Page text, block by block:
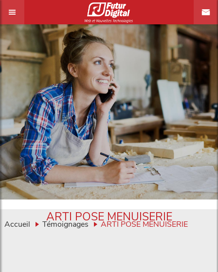
Accueil Témoignages ARTI POSE MENUISERIE
ARTI POSE MENUISERIE